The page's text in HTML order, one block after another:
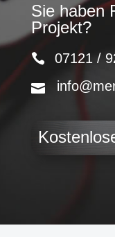
Sie haben
Projekt?
07121 /